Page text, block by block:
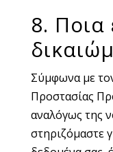
8. Ποια
Σύμφωνα με
Προστασίας
αναλόγως της
στηριζόμαστε